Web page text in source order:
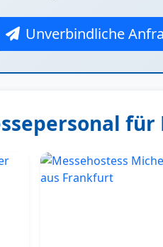
Unverbindliche
für